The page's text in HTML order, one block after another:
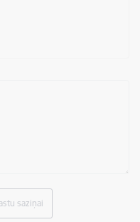
saziņai